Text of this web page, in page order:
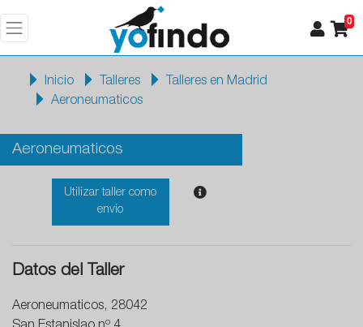
0
Inicio Talleres
Talleres en Madrid
Aeroneumaticos
Aeroneumaticos
Utilizar taller como
envio
Datos del Taller
Aeroneumaticos, 28042